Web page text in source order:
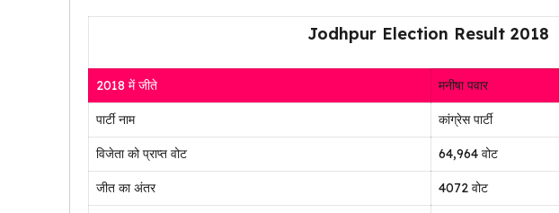
Jodhpur Election Result 2018
2018 में जीते मनीषा पवार
पार्टी नाम कांग्रेस पार्टी
विजेता को प्राप्त वोट 64,964 वोट
जीत का अंतर 4072 वोट